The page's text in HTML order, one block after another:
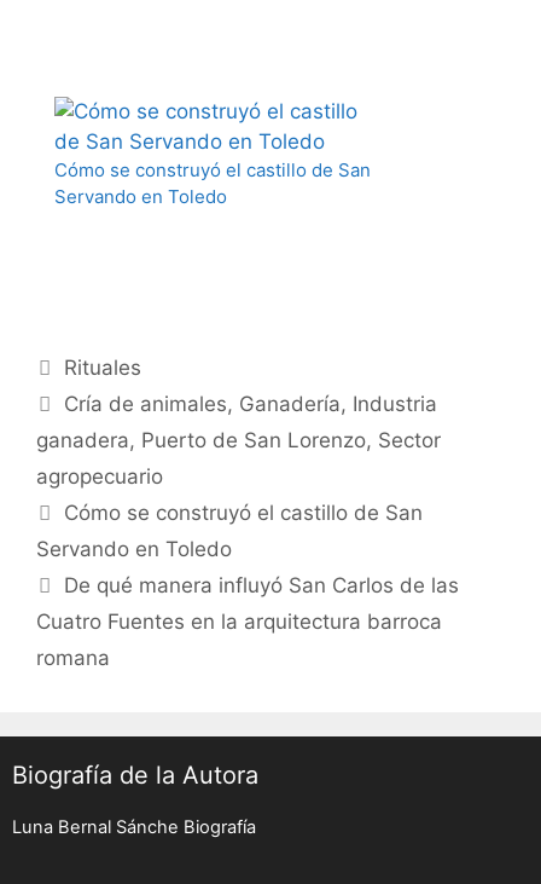
Cómo se construyó el castillo de San
Servando en Toledo
Categories
Rituales
Tags
Cría de animales, Ganadería, Industria
ganadera, Puerto de San Lorenzo, Sector
agropecuario
Post
navigation
Cómo se construyó el castillo de San
Servando en Toledo
De qué manera influyó San Carlos de las
Cuatro Fuentes en la arquitectura barroca
romana
Biografía de la Autora
Luna Bernal Sánche Biografía